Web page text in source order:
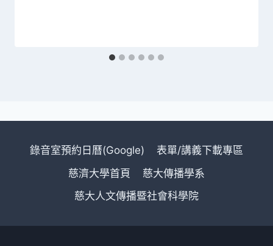
錄音室預約日曆(Google)
表單/講義下載專區
慈濟大學首頁
慈大傳播學系
慈大人文傳播暨社會科學院